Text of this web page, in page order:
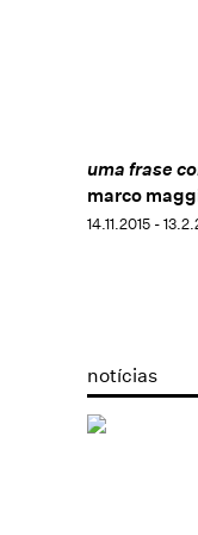
uma frase
marco
14.11.2015 -
notícias